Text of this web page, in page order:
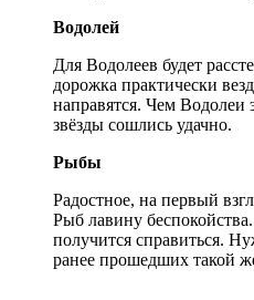
Водолей
Для Водолеев будет
дорожка практически
направятся. Чем Водолеи
звёзды сошлись удачно.
Рыбы
Радостное, на первый
Рыб лавину
получится справиться.
ранее прошедших такой